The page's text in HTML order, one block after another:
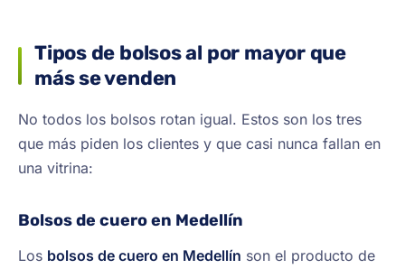
Tipos de bolsos al por mayor que
más se venden
No todos los bolsos rotan igual. Estos son los tres
que más piden los clientes y que casi nunca fallan en
una vitrina:
Bolsos de cuero en Medellín
Los bolsos de cuero en Medellín son el producto de